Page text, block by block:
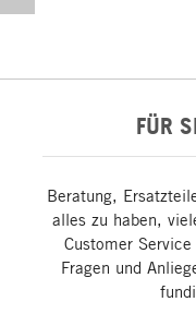
FÜR
Beratung,
alles zu haben,
Customer
Fragen und